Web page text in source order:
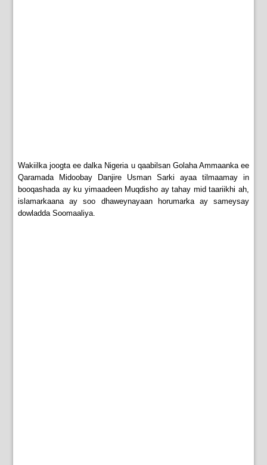
Wakiilka joogta ee dalka Nigeria u qaabilsan Golaha Ammaanka ee
Qaramada Midoobay Danjire Usman Sarki ayaa tilmaamay in
booqashada ay ku yimaadeen Muqdisho ay tahay mid taariikhi ah,
islamarkaana ay soo dhaweynayaan horumarka ay sameysay
dowladda Soomaaliya.